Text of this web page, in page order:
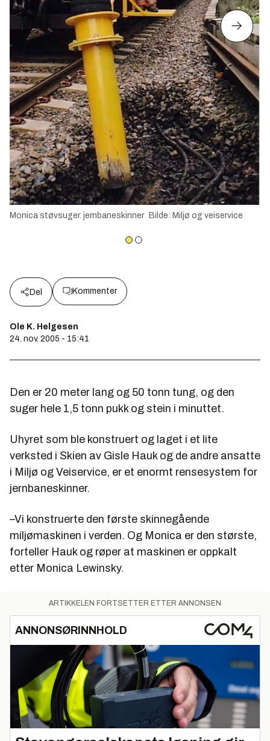
Monica støvsuger. jernbaneskinner Bilde: Miljø og veiservice
Del Kommenter
Ole K. Helgesen
24. nov. 2005 - 15:41
Den er 20 meter lang og 50 tonn tung, og den
suger hele 1,5 tonn pukk og stein i minuttet.
Uhyret som ble konstruert og laget i et lite
verksted i Skien av Gisle Hauk og de andre ansatte
i Miljø og Veiservice, er et enormt rensesystem for
jernbaneskinner.
–Vi konstruerte den første skinnegående
miljømaskinen i verden. Og Monica er den største,
forteller Hauk og røper at maskinen er oppkalt
etter Monica Lewinsky.
ARTIKKELEN FORTSETTER ETTER ANNONSEN
ANNONSØRINNHOLD